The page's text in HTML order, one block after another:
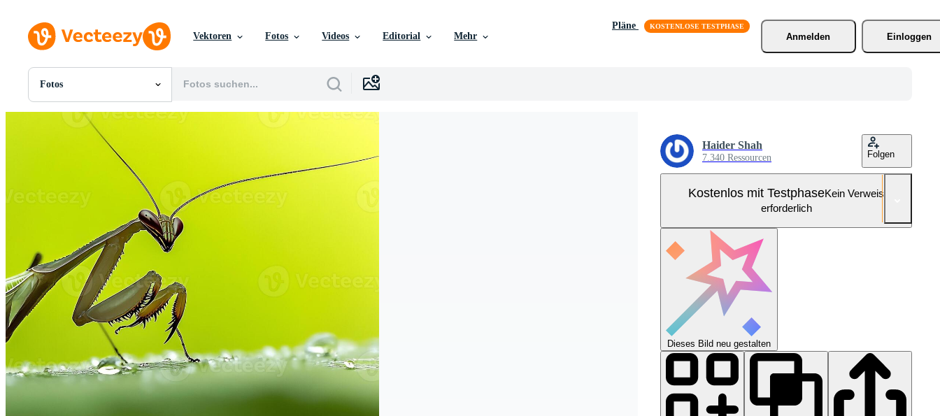
Vektoren Fotos Videos Editorial Mehr
Pläne
Anmelden
Einloggen
Fotos
Alle Bilder
Fotos
Videos
Motion Graphics
Redaktionelle Bilder
Redaktionelle Ereignisse
Haider Shah
7.340 Ressourcen Folgen
Kostenlos mit TestphaseKein Verweis
erforderlich
Dieses Bild neu gestalten